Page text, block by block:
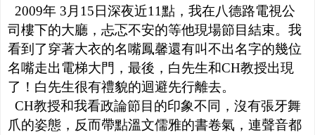
2009年 3月15日深夜近11點，我在八德路電視公
司樓下的大廳，忐忑不安的等他現場節目結束。我
看到了穿著大衣的名嘴鳳馨還有叫不出名字的幾位
名嘴走出電梯大門，最後，白先生和CH教授出現
了！白先生很有禮貌的迴避先行離去。
CH教授和我看政論節目的印象不同，沒有張牙舞
爪的姿態，反而帶點溫文儒雅的書卷氣，連聲音都